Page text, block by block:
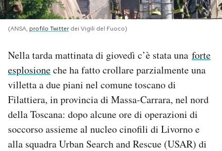
SHOP
CALENDARIO
AREA PERSONALE
Area Personale
Newsletter
Notifiche mobile
Regala il Post
(ANSA, profilo Twitter dei Vigili del Fuoco)
Nella tarda mattinata di giovedì c’è stata una forte
esplosioneche ha fatto crollare parzialmente una
villetta a due piani nel comune toscano di
Filattiera, in provincia di Massa-Carrara, nel nord
della Toscana: dopo alcune ore di operazioni di
soccorso assieme al nucleo cinofili di Livorno e
alla squadra Urban Search and Rescue (USAR) di